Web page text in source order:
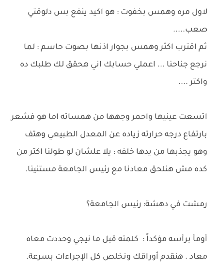
لاول مره وهمس بخفوت : هو اكيد ينفع بس دلوقتي
صعب.....
ثم اقترب اكثر وهمس بجوار اذنها بصوت حاسم : لما
نرجع جناحنا ... اعملي حسابك اني هحقق لك طلبك ده
واكتر ....
اتسعت عينيها واحمر وجهها من همساته اما هو فشعر
بارتفاع درجه حرارته زياده عن المعدل الطبيعي وهتف
وهو يجذبها من يدها خلفه : يلا علشان لو طولنا اكتر من
كده مش هنلحق معادنا مع رئيس الجامعة مستنينا.
رمشت في دهشة: رئيس الجامعة؟
أومأ برأسه مؤكداً : كلمته قبل ما نيجي وحددت معاه
معاد . هنقدم أوراقك ونخلص كل الإجراءات بسرعة.